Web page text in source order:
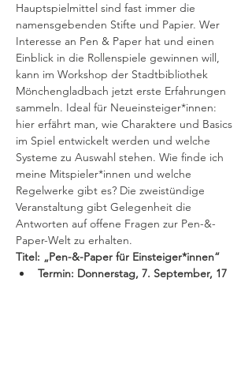
Hauptspielmittel sind fast immer die
namensgebenden Stifte und Papier. Wer
Interesse an Pen & Paper hat und einen
Einblick in die Rollenspiele gewinnen will,
kann im Workshop der Stadtbibliothek
Mönchengladbach jetzt erste Erfahrungen
sammeln. Ideal für Neueinsteiger*innen:
hier erfährt man, wie Charaktere und Basics
im Spiel entwickelt werden und welche
Systeme zu Auswahl stehen. Wie finde ich
meine Mitspieler*innen und welche
Regelwerke gibt es? Die zweistündige
Veranstaltung gibt Gelegenheit die
Antworten auf offene Fragen zur Pen-&-
Paper-Welt zu erhalten.
Titel: „Pen-&-Paper für Einsteiger*innen“
Termin: Donnerstag, 7. September, 17